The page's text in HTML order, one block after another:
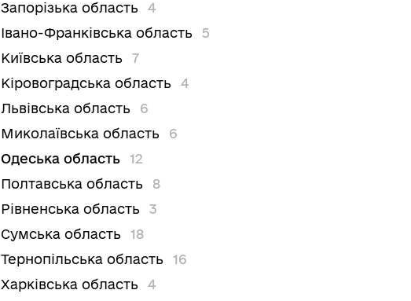
Запорізька область
4
Івано-Франківська область
5
Київська область
7
Кіровоградська область
4
Львівська область
6
Миколаївська область
6
Одеська область
12
Полтавська область
8
Рівненська область
3
Сумська область
18
Тернопільська область
16
Харківська область
4